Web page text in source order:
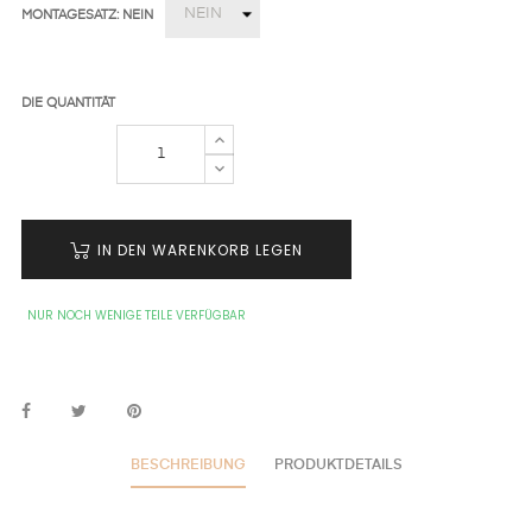
MONTAGESATZ: NEIN
DIE QUANTITÄT
IN DEN WARENKORB LEGEN
NUR NOCH WENIGE TEILE VERFÜGBAR
BESCHREIBUNG PRODUKTDETAILS